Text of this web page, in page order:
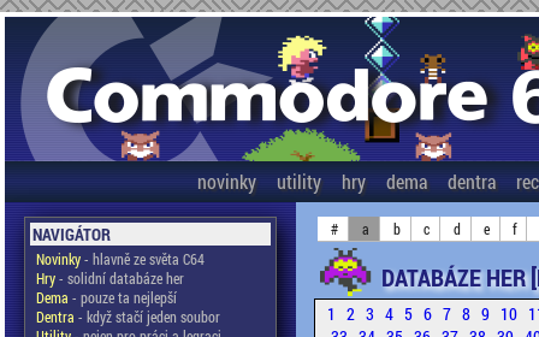
novinky utility hry dema dentra
NAVIGÁTOR
Novinky- hlavně ze světa C64
Hry- solidní databáze her
Dema - pouze ta nejlepší
Dentra - když stačí jeden soubor
# a b c d e f
DATABÁZE
1 2 3 4 5 6 7 8 9 10